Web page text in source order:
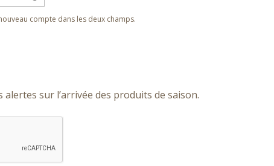
compte dans les deux champs.
alertes sur l’arrivée des produits de saison.